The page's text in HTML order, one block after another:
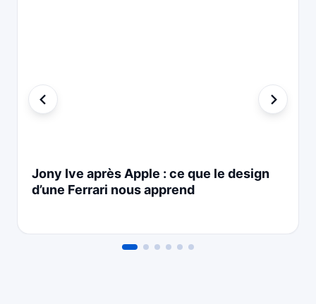
Jony Ive après Apple : ce que le design
d’une Ferrari nous apprend